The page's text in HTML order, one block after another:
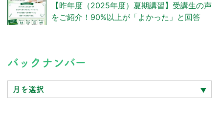
【昨年度（2025年度）夏期講習】受講生の声
をご紹介！90%以上が「よかった」と回答
バックナンバー
ク